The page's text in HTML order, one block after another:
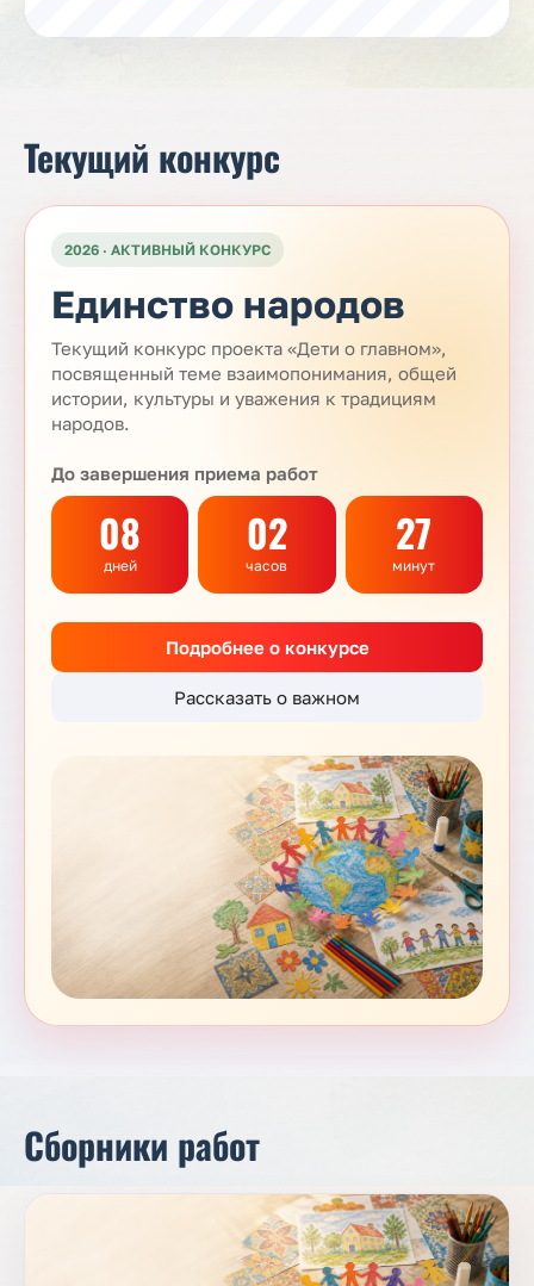
Текущий конкурс
2026 · АКТИВНЫЙ КОНКУРС
Единство народов
Текущий конкурс проекта «Дети о главном»,
посвященный теме взаимопонимания, общей
истории, культуры и уважения к традициям
народов.
До завершения приема работ
08
дней
02
часов
27
минут
Подробнее о конкурсе
Рассказать о важном
Сборники работ